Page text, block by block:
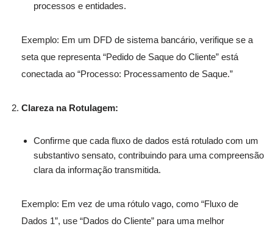
processos e entidades.
Exemplo: Em um DFD de sistema bancário, verifique se a
seta que representa “Pedido de Saque do Cliente” está
conectada ao “Processo: Processamento de Saque.”
Clareza na Rotulagem:
Confirme que cada fluxo de dados está rotulado com um
substantivo sensato, contribuindo para uma compreensão
clara da informação transmitida.
Exemplo: Em vez de uma rótulo vago, como “Fluxo de
Dados 1”, use “Dados do Cliente” para uma melhor